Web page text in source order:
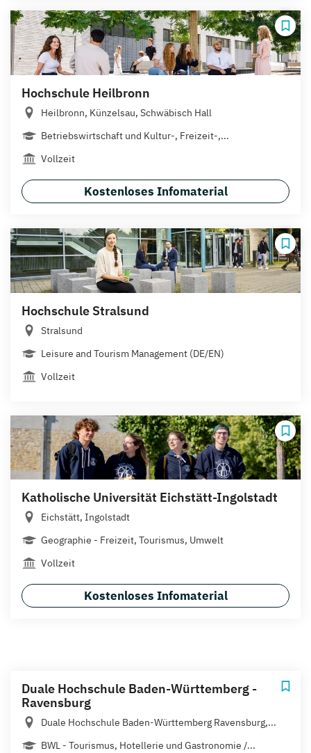
Hochschule Heilbronn
Heilbronn, Künzelsau, Schwäbisch Hall
Betriebswirtschaft und Kultur-, Freizeit-,...
Vollzeit
Kostenloses Infomaterial
Hochschule Stralsund
Stralsund
Leisure and Tourism Management (DE/EN)
Vollzeit
Katholische Universität Eichstätt-Ingolstadt
Eichstätt, Ingolstadt
Geographie - Freizeit, Tourismus, Umwelt
Vollzeit
Kostenloses Infomaterial
Duale Hochschule Baden-Württemberg -
Ravensburg
Duale Hochschule Baden-Württemberg Ravensburg,...
BWL - Tourismus, Hotellerie und Gastronomie /...